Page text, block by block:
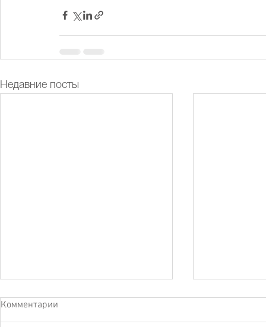
Недавние посты
Комментарии